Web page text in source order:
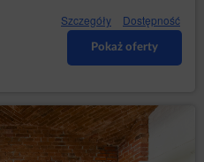
Szczegóły Dostępność
Pokaż oferty